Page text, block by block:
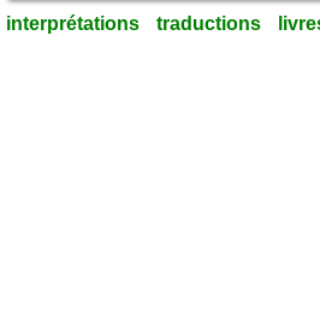
interprétations traductions